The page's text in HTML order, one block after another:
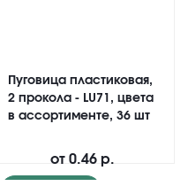
Пуговица пластиковая,
2 прокола - LU71, цвета
в ассортименте, 36 шт
от 0.46 р.